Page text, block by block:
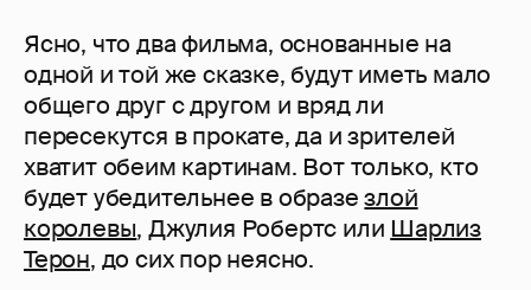
Ясно, что два фильма, основанные на
одной и той же сказке, будут иметь мало
общего друг с другом и вряд ли
пересекутся в прокате, да и зрителей
хватит обеим картинам. Вот только, кто
будет убедительнее в образезлой
королевы, Джулия Робертс или Шарлиз
Терон, до сих пор неясно.